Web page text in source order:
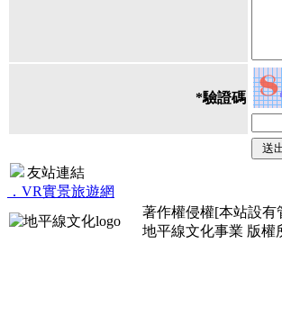
*驗證碼
友站連結
．VR實景旅遊網
著作權侵權[本站設有
地平線文化事業 版權